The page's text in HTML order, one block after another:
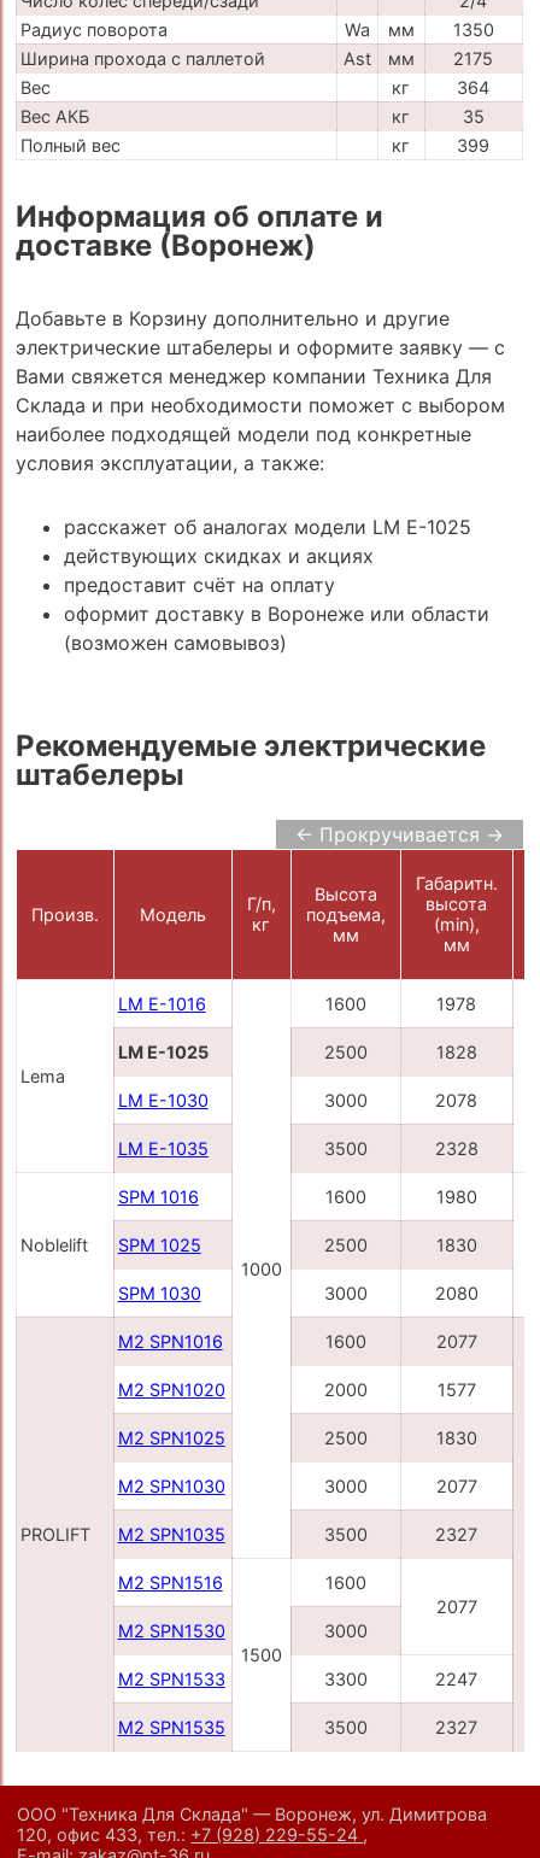
Радиус поворота
Wa мм
1350
Ширина прохода с паллетой
Ast мм
2175
Вес
кг
364
Вес АКБ
кг
35
Полный вес
кг 399
Информация об оплате и
доставке (Воронеж)
Добавьте в Корзину дополнительно и другие
электрические штабелеры и оформите заявку — с
Вами свяжется менеджер компании Техника Для
Склада и при необходимости поможет с выбором
наиболее подходящей модели под конкретные
условия эксплуатации, а также:
расскажет об аналогах модели LM E-1025
действующих скидках и акциях
предоставит счёт на оплату
оформит доставку в Воронеже или области
(возможен самовывоз)
Рекомендуемые электрические
штабелеры
← Прокручивается →
Произв. Модель
Г/п,
кг
Высота
подъема,
мм
Габаритн.
высота
(min),
мм
Lema
LM E-1016
1000
1600 1978
LM E-1025 2500 1828
LM E-1030 3000 2078
LM E-1035 3500 2328
Noblelift
SPM 1016 1600 1980
SPM 1025 2500 1830
SPM 1030 3000 2080
PROLIFT
M2 SPN1016 1600 2077
M2 SPN1020 2000 1577
M2 SPN1025 2500 1830
M2 SPN1030 3000 2077
M2 SPN1035 3500 2327
M2 SPN1516
1500
1600
2077
M2 SPN1530
3000
M2 SPN1533 3300 2247
M2 SPN1535 3500 2327
ООО "Техника Для Склада" — Воронеж, ул. Димитрова
120, офис 433,тел.: +7 (928) 229-55-24 ,